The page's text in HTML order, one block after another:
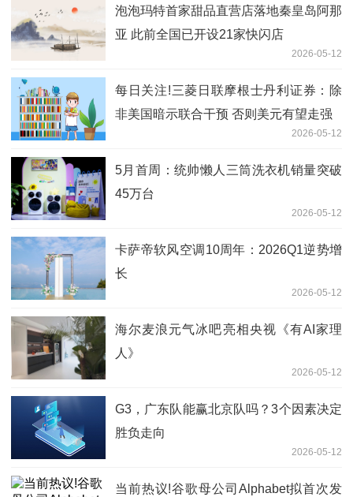
泡泡玛特首家甜品直营店落地秦皇岛阿那
亚 此前全国已开设21家快闪店
2026-05-12
每日关注!三菱日联摩根士丹利证券：除
非美国暗示联合干预 否则美元有望走强
2026-05-12
5月首周：统帅懒人三筒洗衣机销量突破
45万台
2026-05-12
卡萨帝软风空调10周年：2026Q1逆势增
长
2026-05-12
海尔麦浪元气冰吧亮相央视《有AI家理
人》
2026-05-12
G3，广东队能赢北京队吗？3个因素决定
胜负走向
2026-05-12
当前热议!谷歌母公司Alphabet拟首次发